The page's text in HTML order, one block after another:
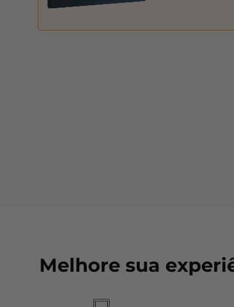
Melhore sua